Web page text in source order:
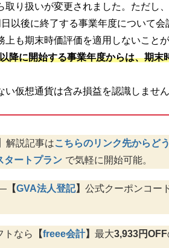
取り扱いが変更されました。ただし
以後に終了する事業年度について
上も期末時価評価を適用しないこと
降に開始する事業年度からは、期末
仮想通貨は含み損益を認識しません
解説記事はこちらのリンク先からど
タートプラン で気軽に開始可能。
【GVA法人登記】 公式クーポンコー
トなら 【freee会計】 最大3,933円OFF